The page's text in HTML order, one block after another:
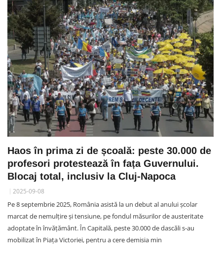
Haos în prima zi de școală: peste 30.000 de
profesori protestează în fața Guvernului.
Blocaj total, inclusiv la Cluj-Napoca
2025-09-08
Pe 8 septembrie 2025, România asistă la un debut al anului școlar
marcat de nemulțire și tensiune, pe fondul măsurilor de austeritate
adoptate în învățământ. În Capitală, peste 30.000 de dascăli s-au
mobilizat în Piața Victoriei, pentru a cere demisia min